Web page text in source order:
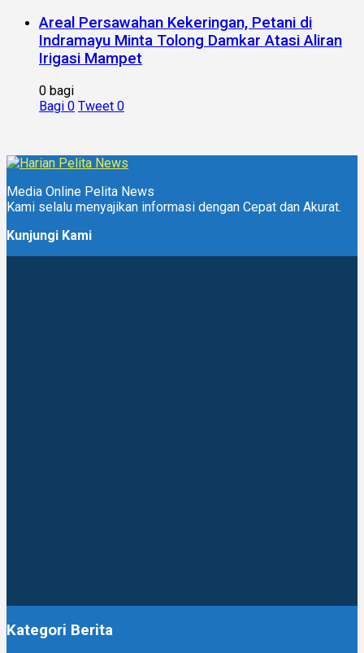
Areal Persawahan Kekeringan, Petani di
Indramayu Minta Tolong Damkar Atasi Aliran
Irigasi Mampet
0 bagi
Bagi 0 Tweet 0
Media Online Pelita News
Kami selalu menyajikan informasi dengan Cepat dan Akurat.
Kunjungi Kami
Kategori Berita